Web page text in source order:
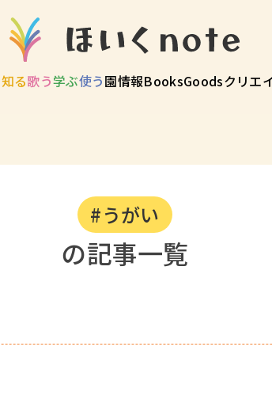
知る歌う学ぶ使う園情報BooksGoodsクリエ
#うがい
の記事一覧